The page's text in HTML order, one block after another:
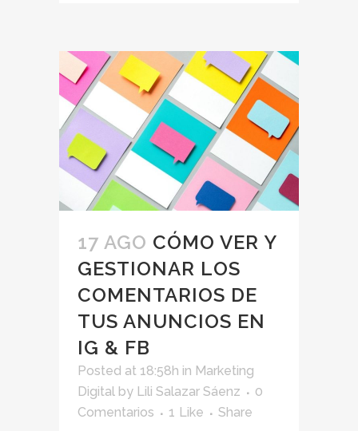
17 AGO CÓMO VER Y
GESTIONAR LOS
COMENTARIOS DE
TUS ANUNCIOS EN
IG & FB
Posted at 18:58h in Marketing
Digital by Lili Salazar Sáenz
0
Comentarios
1 Like Share